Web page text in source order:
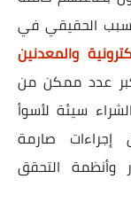
الحقيقي في
والمعدنين
عدد ممكن من
سيئة لأسوأ
إجراءات صارمة
وأنظمة التحقق